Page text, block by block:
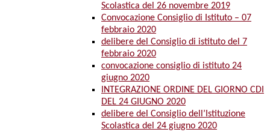
Scolastica del 26 novembre 2019
Convocazione Consiglio di Istituto – 07
febbraio 2020
delibere del Consiglio di istituto del 7
febbraio 2020
convocazione consiglio di istituto 24
giugno 2020
INTEGRAZIONE ORDINE DEL GIORNO CDI
DEL 24 GIUGNO 2020
delibere del Consiglio dell’Istituzione
Scolastica del 24 giugno 2020